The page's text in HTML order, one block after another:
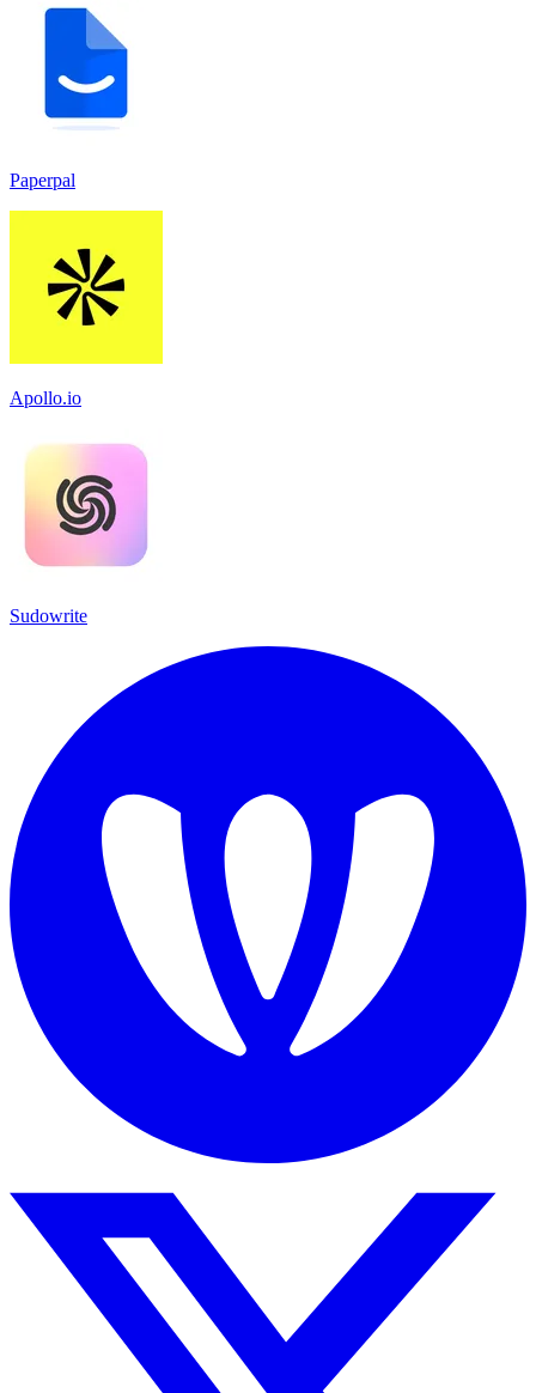
Paperpal
Apollo.io
Sudowrite